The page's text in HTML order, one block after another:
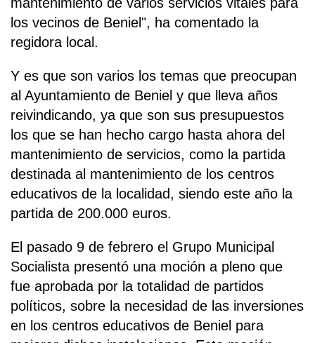
los vecinos de Beniel", ha comentado la
regidora local.
Y es que son varios los temas que preocupan
al Ayuntamiento de Beniel y que lleva años
reivindicando, ya que son sus presupuestos
los que se han hecho cargo hasta ahora del
mantenimiento de servicios, como la partida
destinada al mantenimiento de los centros
educativos de la localidad, siendo este año la
partida de 200.000 euros.
El pasado 9 de febrero el Grupo Municipal
Socialista presentó una moción a pleno que
fue aprobada por la totalidad de partidos
políticos, sobre la necesidad de las inversiones
en los centros educativos de Beniel para